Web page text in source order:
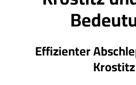
Effizienter
Krostitz